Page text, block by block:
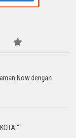
Now dengan
“